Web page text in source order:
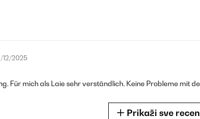
12/2025
Für mich als Laie sehr verständlich. Keine Probleme mit
Prikaži sve